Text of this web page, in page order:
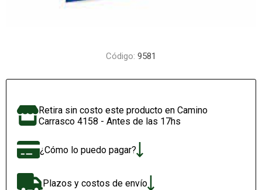
Código: 9581
Retira sin costo este producto en Camino
Carrasco 4158 - Antes de las 17hs
¿Cómo lo puedo pagar?
Plazos y costos de envío